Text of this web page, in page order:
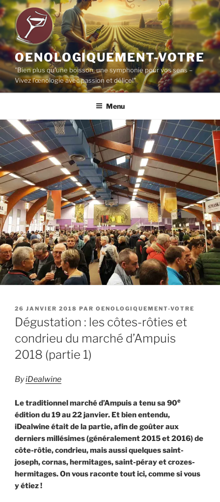
Aller
au
contenu
principal
OENOLOGIQUEMENT-VOTRE
"Bien plus qu'une boisson, une symphonie pour vos sens –
Vivez l'œnologie avec passion et délice!"
Menu
PUBLIÉ
LE
26 JANVIER 2018 PAR OENOLOGIQUEMENT-VOTRE
Dégustation : les côtes-rôties et
condrieu du marché d’Ampuis
2018 (partie 1)
ByiDealwine
Le traditionnel marché d’Ampuis a tenu sa 90e
édition du 19 au 22 janvier. Et bien entendu,
iDealwine était de la partie, afin de goûter aux
derniers millésimes (généralement 2015 et 2016) de
côte-rôtie, condrieu, mais aussi quelques saint-
joseph, cornas, hermitages, saint-péray et crozes-
hermitages. On vous raconte tout ici, comme si vous
y étiez !